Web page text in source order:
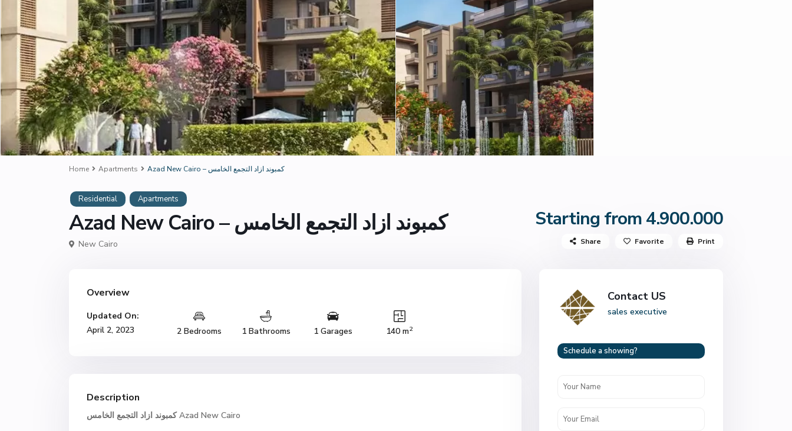
Home Apartments Azad New Cairo – كمبوند ازاد التجمع الخامس
Residential Apartments
Azad New Cairo – كمبوند ازاد التجمع الخامس Starting from 4.900.000
New Cairo Share Favorite Print
Overview
Updated On:
April 2, 2023
2 Bedrooms 1 Bathrooms 1 Garages 140 m2
Description
كمبوند ازاد التجمع الخامسAzad New Cairo
Contact US
sales executive
Schedule a showing?